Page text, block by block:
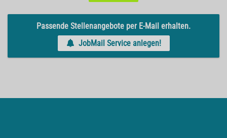
Passende Stellenangebote per E-Mail erhalten.
JobMail Service anlegen!